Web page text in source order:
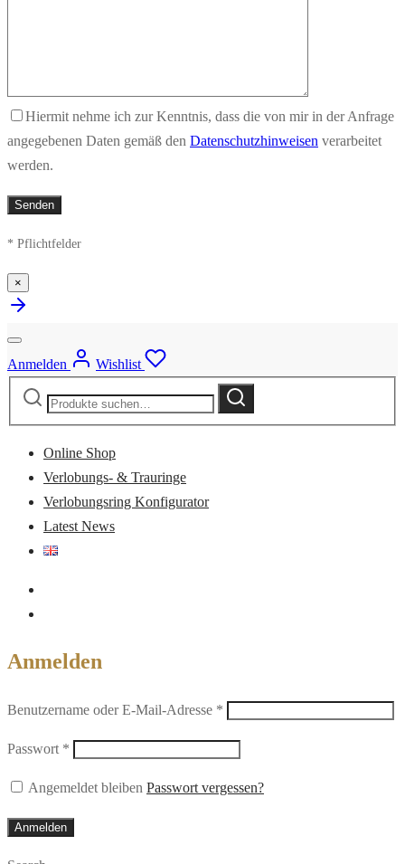
Hiermit nehme ich zur Kenntnis, dass die von mir in der Anfrage
angegebenen Daten gemäß den Datenschutzhinweisen verarbeitet
werden.
* Pflichtfelder
×
Anmelden
Wishlist
Suche
Suche
Online Shop
Verlobungs- & Trauringe
Verlobungsring Konfigurator
Latest News
Anmelden
Benutzername oder E-Mail-Adresse *
Passwort *
Angemeldet bleiben Passwort vergessen?
Anmelden